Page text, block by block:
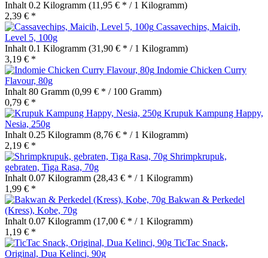
Inhalt 0.2 Kilogramm (11,95 € * / 1 Kilogramm)
2,39 € *
Cassavechips, Maicih,
Level 5, 100g
Inhalt 0.1 Kilogramm (31,90 € * / 1 Kilogramm)
3,19 € *
Indomie Chicken Curry
Flavour, 80g
Inhalt 80 Gramm (0,99 € * / 100 Gramm)
0,79 € *
Krupuk Kampung Happy,
Nesia, 250g
Inhalt 0.25 Kilogramm (8,76 € * / 1 Kilogramm)
2,19 € *
Shrimpkrupuk,
gebraten, Tiga Rasa, 70g
Inhalt 0.07 Kilogramm (28,43 € * / 1 Kilogramm)
1,99 € *
Bakwan & Perkedel
(Kress), Kobe, 70g
Inhalt 0.07 Kilogramm (17,00 € * / 1 Kilogramm)
1,19 € *
TicTac Snack,
Original, Dua Kelinci, 90g